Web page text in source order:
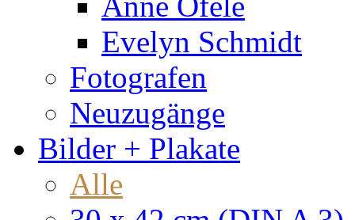
Evelyn Schmidt
Fotografen
Neuzugänge
Bilder + Plakate
Alle